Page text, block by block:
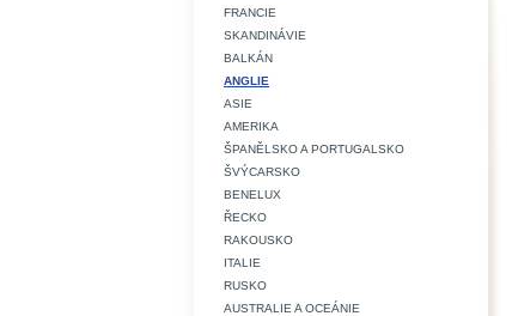
FRANCIE
SKANDINÁVIE
BALKÁN
ANGLIE
ASIE
AMERIKA
ŠPANĚLSKO A PORTUGALSKO
ŠVÝCARSKO
BENELUX
ŘECKO
RAKOUSKO
ITALIE
RUSKO
AUSTRALIE A OCEÁNIE